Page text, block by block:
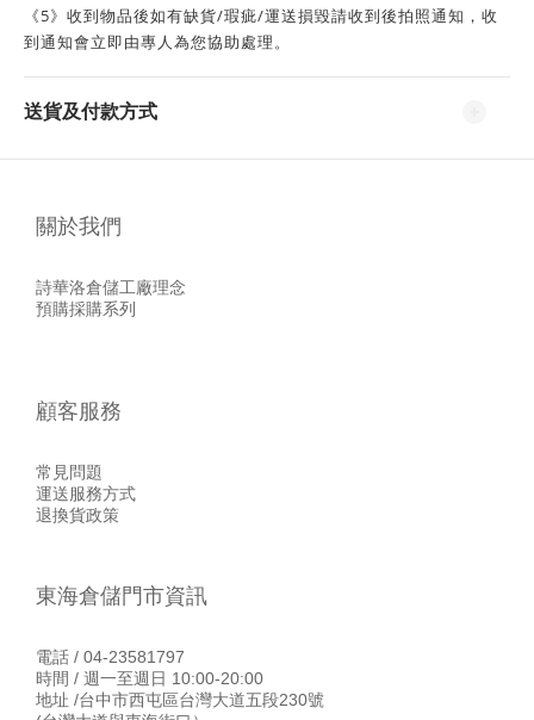
《5》收到物品後如有缺貨/瑕疵/運送損毀請收到後拍照通知，收
到通知會立即由專人為您協助處理。
送貨及付款方式
關於我們
詩華洛倉儲工廠理念
預購採購系列
顧客服務
常見問題
運送服務方式
退換貨政策
東海倉儲門市資訊
電話 / 04-23581797
時間 / 週一至週日 10:00-20:00
地址 /台中市西屯區台灣大道五段230號